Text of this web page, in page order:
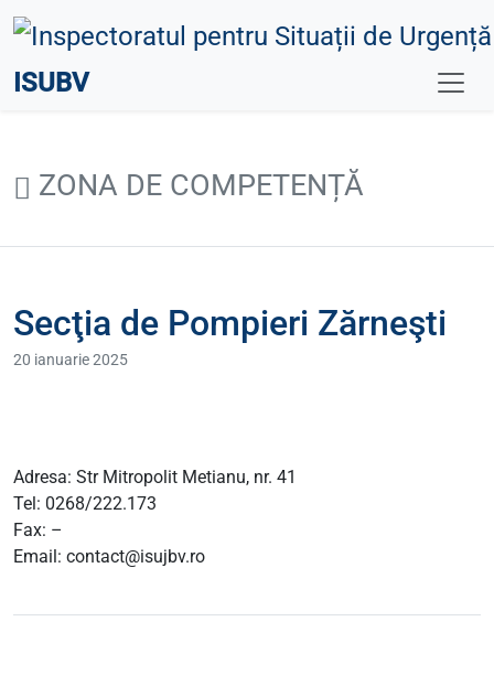
ISUBV
ZONA DE COMPETENȚĂ
Secţia de Pompieri Zărneşti
20 ianuarie 2025
Adresa: Str Mitropolit Metianu, nr. 41
Tel: 0268/222.173
Fax: –
Email: contact@isujbv.ro